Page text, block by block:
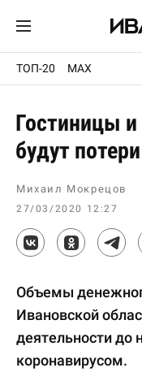
ТОП-20 MAX
Гостиницы
будут потери
Михаил Мокрецов
27/03/2020 12:27
Объемы
Ивановской
деятельности до
коронавирусом.